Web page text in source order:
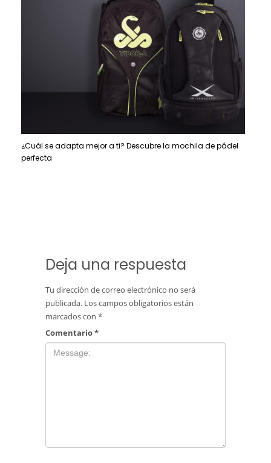
¿Cuál se adapta mejor a ti? Descubre la mochila de pádel
perfecta
Deja una respuesta
Tu dirección de correo electrónico no será
publicada. Los campos obligatorios están
marcados con *
Comentario*